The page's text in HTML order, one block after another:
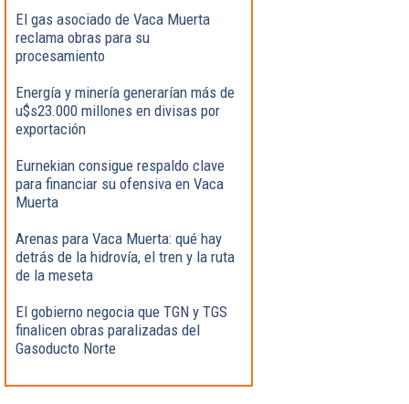
El gas asociado de Vaca Muerta
reclama obras para su
procesamiento
Energía y minería generarían más de
u$s23.000 millones en divisas por
exportación
Eurnekian consigue respaldo clave
para financiar su ofensiva en Vaca
Muerta
Arenas para Vaca Muerta: qué hay
detrás de la hidrovía, el tren y la ruta
de la meseta
El gobierno negocia que TGN y TGS
finalicen obras paralizadas del
Gasoducto Norte